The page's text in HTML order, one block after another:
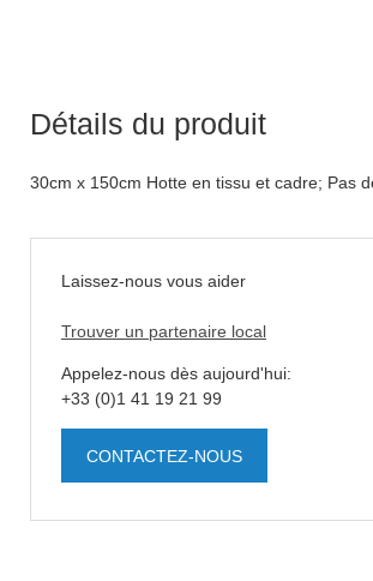
Détails du produit
30cm x 150cm Hotte en tissu et cadre; Pas
Laissez-nous vous aider
Trouver un partenaire local
Appelez-nous dès aujourd'hui:
+33 (0)1 41 19 21 99
CONTACTEZ-NOUS